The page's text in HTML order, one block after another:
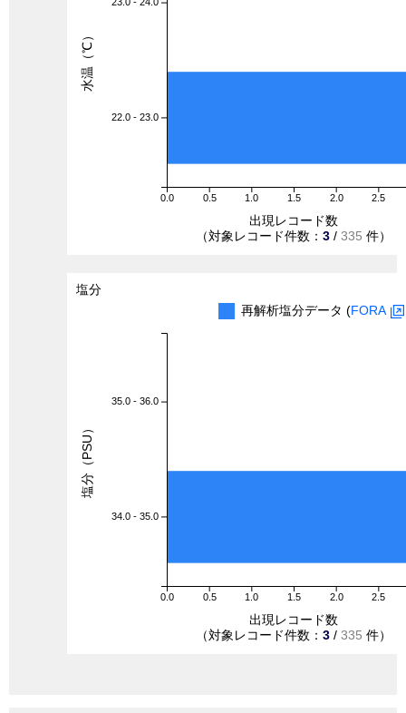
0.0 0.5 1.0 1.5 2.0 2.5
23.0 - 24.0
22.0 - 23.0
出現レコード数
（対象レコード件数： 3 / 335 件）
水温（℃）
塩分
再解析塩分データ (FORA
0.0 0.5 1.0 1.5 2.0 2.5
35.0 - 36.0
34.0 - 35.0
出現レコード数
（対象レコード件数： 3 / 335 件）
塩分（PSU）